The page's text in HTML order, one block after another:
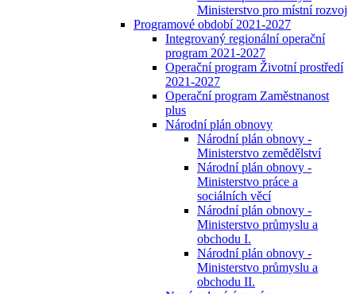
Ministerstvo pro místní rozvoj
Programové období 2021-2027
Integrovaný regionální operační
program 2021-2027
Operační program Životní prostředí
2021-2027
Operační program Zaměstnanost
plus
Národní plán obnovy
Národní plán obnovy -
Ministerstvo zemědělství
Národní plán obnovy -
Ministerstvo práce a
sociálních věcí
Národní plán obnovy -
Ministerstvo průmyslu a
obchodu I.
Národní plán obnovy -
Ministerstvo průmyslu a
obchodu II.